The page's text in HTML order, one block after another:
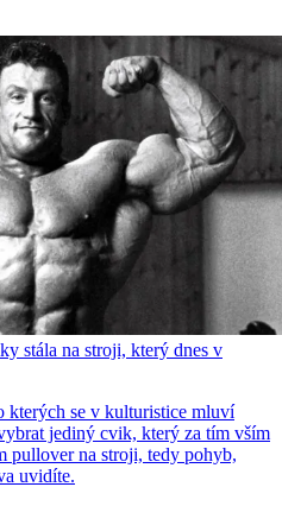
stála na stroji, který dnes v
kterých se v kulturistice mluví
jediný cvik, který za tím vším
pullover na stroji, tedy pohyb,
uvidíte.